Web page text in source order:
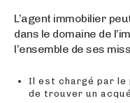
L’agent immobilier
dans le domaine de
l’ensemble de ses
Il est chargé par le
de trouver un